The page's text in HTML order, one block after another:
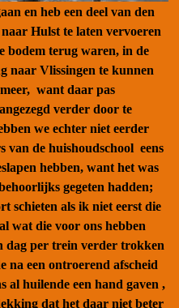
en heb een deel van den
Hulst te laten vervoeren
bodem terug waren, in de
naar Vlissingen te kunnen
want daar pas
verder door te
we echter niet eerder
van de huishoudschool eens
hebben, want het was
gegeten hadden;
schieten als ik niet eerst die
wat die voor ons hebben
dag per trein verder trokken
na een ontroerend afscheid
al huilende een hand gaven ,
dat het daar niet beter